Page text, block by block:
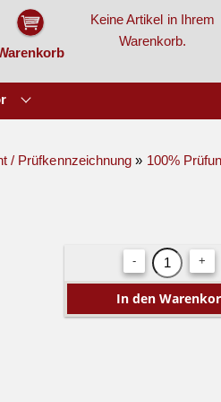
Keine Artikel in Ihrem
Warenkorb.
/ Prüfkennzeichnung » 100%
- +